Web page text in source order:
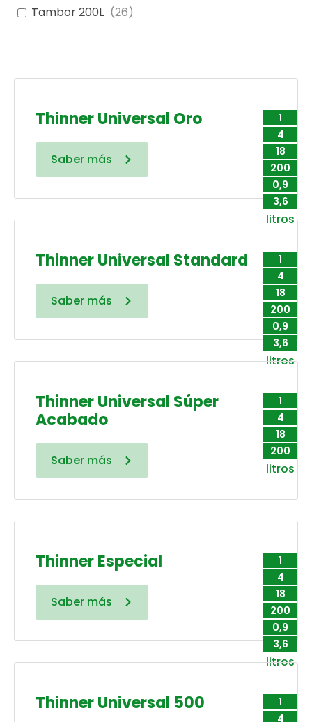
Tambor 200L (26)
1
4
18
200
0,9
3,6
litros
Thinner Universal Oro
Saber más
1
4
18
200
0,9
3,6
litros
Thinner Universal Standard
Saber más
1
4
18
200
litros
Thinner Universal Súper
Acabado
Saber más
1
4
18
200
0,9
3,6
litros
Thinner Especial
Saber más
1
4
Thinner Universal 500